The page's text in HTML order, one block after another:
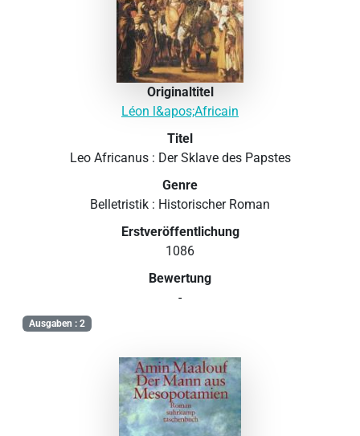
Originaltitel
Léon l&apos;Africain
Titel
Leo Africanus : Der Sklave des Papstes
Genre
Belletristik : Historischer Roman
Erstveröffentlichung
1086
Bewertung
-
Ausgaben : 2